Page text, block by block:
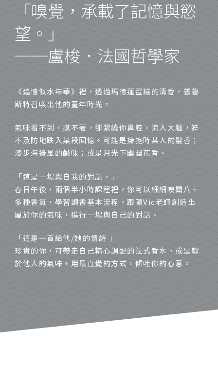
「嗅覺，承載了記憶與慾
望。」
──盧梭．法國哲學家
《追憶似水年華》裡，透過瑪德蓮蛋糕的清香，普魯
斯特召喚出他的童年時光。
氣味看不到，摸不著，卻縈繞你鼻腔，流入大腦，猝
不及防地跌入某段回憶。可能是擁抱時某人的髮香；
漫步海邊風的鹹味；或是月光下幽幽花香。
「這是一場與自我的對話。」
春日午後，兩個半小時課程裡，你可以細細嗅聞八十
多種香氣，學習調香基本流程，跟隨Vic老師創造出
屬於你的氣味，進行一場與自己的對話。
「這是一首給他/她的情詩 」
珍貴的你，可帶走自己精心調配的法式香水，或是獻
於他人的氣味。用最直覺的方式，傾吐你的心意。